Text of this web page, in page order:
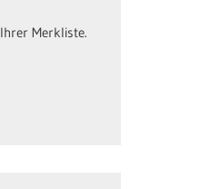
Merkliste.